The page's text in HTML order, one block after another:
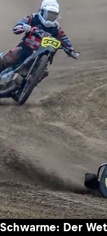
Schwarme: Der